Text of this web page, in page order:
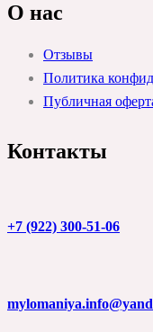
О нас
Отзывы
Политика
Публичная
Контакты
+7 (922) 300-51-06